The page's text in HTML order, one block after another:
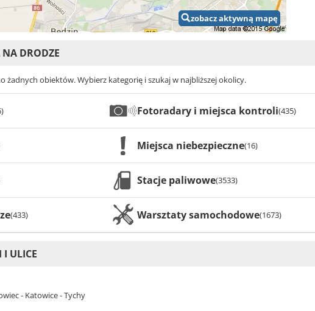
zobacz aktywną mapę
DRODZE
żadnych obiektów. Wybierz kategorię i szukaj w najbliższej okolicy.
Fotoradary i miejsca kontroli(435)
Miejsca niebezpieczne(16)
Stacje paliwowe(3533)
(433) Warsztaty samochodowe(1673)
I ULICE
- Katowice - Tychy